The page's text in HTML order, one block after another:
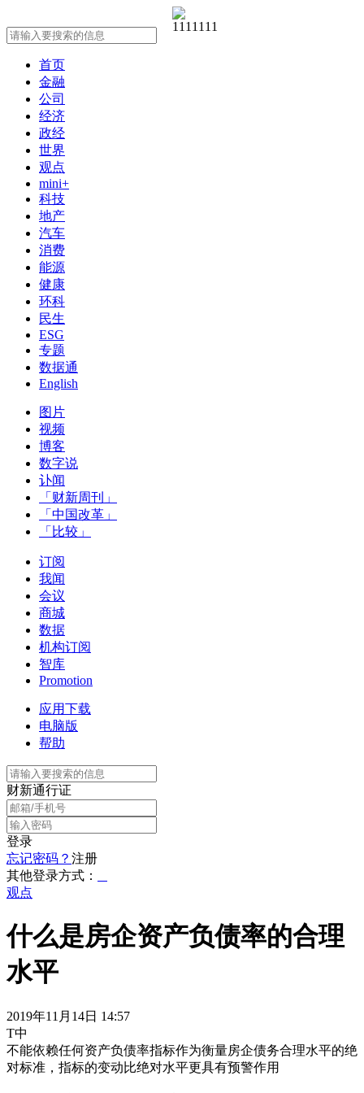
首页
金融
公司
经济
政经
世界
观点
mini+
科技
地产
汽车
消费
能源
健康
环科
民生
ESG
专题
数据通
English
图片
视频
博客
数字说
讣闻
「财新周刊」
「中国改革」
「比较」
订阅
我闻
会议
商城
数据
机构订阅
智库
Promotion
应用下载
电脑版
帮助
财新通行证
登录
忘记密码？ 注册
其他登录方式：
观点
什么是房企资产负债率的合理
水平
2019年11月14日 14:57
T中
不能依赖任何资产负债率指标作为衡量房企债务合理水平的绝
对标准，指标的变动比绝对水平更具有预警作用